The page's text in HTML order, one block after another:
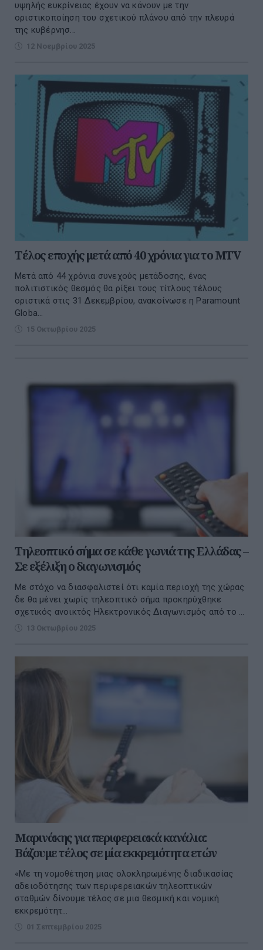
υψηλής ευκρίνειας έχουν να κάνουν µε την
οριστικοποίηση του σχετικού πλάνου από την πλευρά
της κυβέρνησ...
12 Νοεμβρίου 2025
Τέλος εποχής μετά από 40 χρόνια για το MTV
Μετά από 44 χρόνια συνεχούς μετάδοσης, ένας
πολιτιστικός θεσμός θα ρίξει τους τίτλους τέλους
οριστικά στις 31 Δεκεμβρίου, ανακοίνωσε η Paramount
Globa...
15 Οκτωβρίου 2025
Τηλεοπτικό σήμα σε κάθε γωνιά της Ελλάδας –
Σε εξέλιξη ο διαγωνισμός
Με στόχο να διασφαλιστεί ότι καμία περιοχή της χώρας
δε θα μένει χωρίς τηλεοπτικό σήμα προκηρύχθηκε
σχετικός ανοικτός Ηλεκτρονικός Διαγωνισμός από το ...
13 Οκτωβρίου 2025
Μαρινάκης για περιφερειακά κανάλια:
Βάζουμε τέλος σε μία εκκρεμότητα ετών
«Με τη νομοθέτηση μιας ολοκληρωμένης διαδικασίας
αδειοδότησης των περιφερειακών τηλεοπτικών
σταθμών δίνουμε τέλος σε μια θεσμική και νομική
εκκρεμότητ...
01 Σεπτεμβρίου 2025